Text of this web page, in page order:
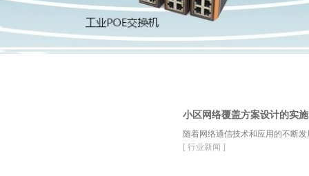
小区网络覆盖方案设计的实
随着网络通信技术和应用的不断
[ 行业新闻 ]